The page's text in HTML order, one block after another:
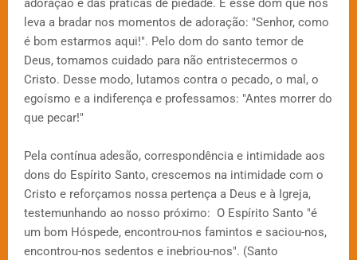
adoração e das práticas de piedade. É esse dom que nos
leva a bradar nos momentos de adoração: "Senhor, como
é bom estarmos aqui!". Pelo dom do santo temor de
Deus, tomamos cuidado para não entristecermos o
Cristo. Desse modo, lutamos contra o pecado, o mal, o
egoísmo e a indiferença e professamos: "Antes morrer do
que pecar!"
Pela contínua adesão, correspondência e intimidade aos
dons do Espírito Santo, crescemos na intimidade com o
Cristo e reforçamos nossa pertença a Deus e à Igreja,
testemunhando ao nosso próximo: O Espírito Santo "é
um bom Hóspede, encontrou-nos famintos e saciou-nos,
encontrou-nos sedentos e inebriou-nos". (Santo